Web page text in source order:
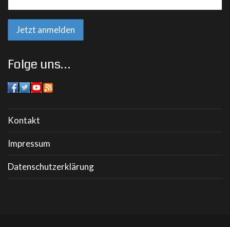
Folge uns…
Kontakt
Impressum
Datenschutzerklärung